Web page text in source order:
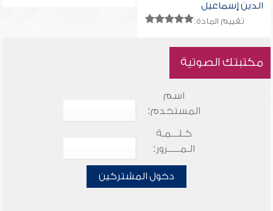
الدين إسماعيل
تقييم المادة:
مكتبتك الصوتية
اسم
المستخدم:
كـلـــمـة
الـمـــــرور:
دخول المشتركين